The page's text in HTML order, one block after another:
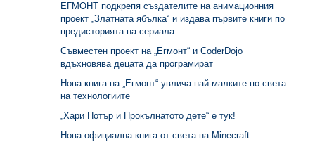
ЕГМОНТ подкрепя създателите на анимационния
проект „Златната ябълка“ и издава първите книги по
предисторията на сериала
Съвместен проект на „Егмонт“ и CoderDojo
вдъхновява децата да програмират
Нова книга на „Егмонт“ увлича най-малките по света
на технологиите
„Хари Потър и Прокълнатото дете“ е тук!
Нова официална книга от света на Minecraft